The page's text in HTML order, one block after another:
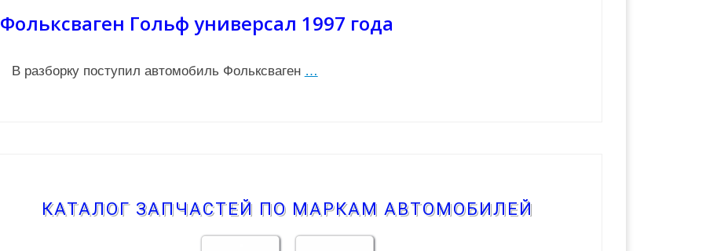
Фольксваген Гольф универсал 1997 года
В разборку поступил автомобиль Фольксваген …
КАТАЛОГ ЗАПЧАСТЕЙ ПО МАРКАМ АВТОМОБИЛЕЙ